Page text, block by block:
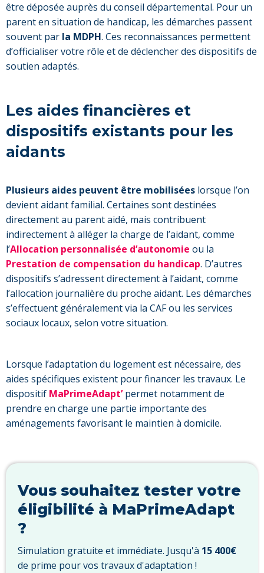
être déposée auprès du conseil départemental. Pour un
parent en situation de handicap, les démarches passent
souvent par la MDPH. Ces reconnaissances permettent
d’officialiser votre rôle et de déclencher des dispositifs de
soutien adaptés.
Les aides financières et
dispositifs existants pour les
aidants
Plusieurs aides peuvent être mobilisées lorsque l’on
devient aidant familial. Certaines sont destinées
directement au parent aidé, mais contribuent
indirectement à alléger la charge de l’aidant, comme
l’Allocation personnalisée d’autonomie ou la
Prestation de compensation du handicap. D’autres
dispositifs s’adressent directement à l’aidant, comme
l’allocation journalière du proche aidant. Les démarches
s’effectuent généralement via la CAF ou les services
sociaux locaux, selon votre situation.
Lorsque l’adaptation du logement est nécessaire, des
aides spécifiques existent pour financer les travaux. Le
dispositif MaPrimeAdapt’permet notamment de
prendre en charge une partie importante des
aménagements favorisant le maintien à domicile.
Vous souhaitez tester votre
éligibilité à MaPrimeAdapt
?
Simulation gratuite et immédiate. Jusqu'à 15 400€
de prime pour vos travaux d'adaptation !